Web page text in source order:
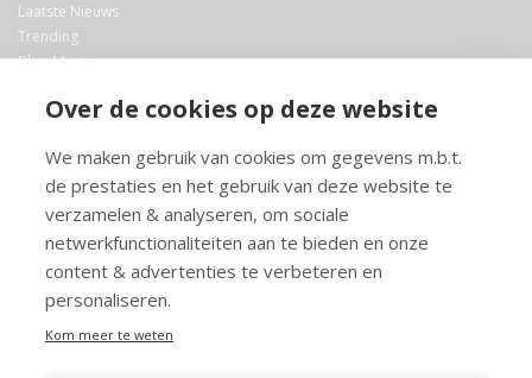
Over de cookies op deze website
We maken gebruik van cookies om gegevens m.b.t.
de prestaties en het gebruik van deze website te
verzamelen & analyseren, om sociale
netwerkfunctionaliteiten aan te bieden en onze
content & advertenties te verbeteren en
personaliseren.
Kom meer te weten
Laatste Nieuws
Trending
Blog Maurice
Bibliotheek
Info en service
FAQ
Doneren
Privacy
Voorwaarden
Meedoen